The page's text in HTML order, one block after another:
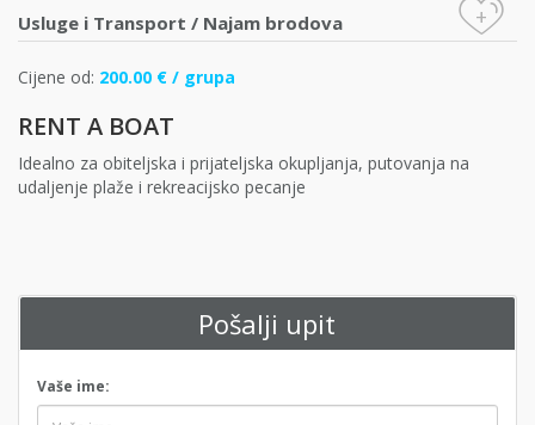
Usluge i Transport / Najam brodova +
Cijene od: 200.00 € / grupa
RENT A BOAT
Idealno za obiteljska i prijateljska okupljanja, putovanja na
udaljenje plaže i rekreacijsko pecanje
Pošalji upit
Vaše ime: